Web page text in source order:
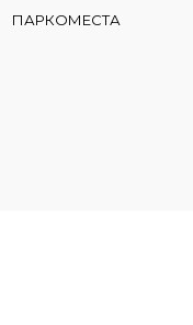
ПАРКОМЕСТА